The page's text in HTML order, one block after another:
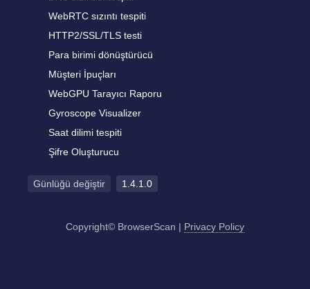
WebRTC sızıntı tespiti
HTTP2/SSL/TLS testi
Para birimi dönüştürücü
Müşteri İpuçları
WebGPU Tarayıcı Raporu
Gyroscope Visualizer
Saat dilimi tespiti
Şifre Oluşturucu
Günlüğü değiştir 1.4.1.0
Copyright© BrowserScan | Privacy Policy